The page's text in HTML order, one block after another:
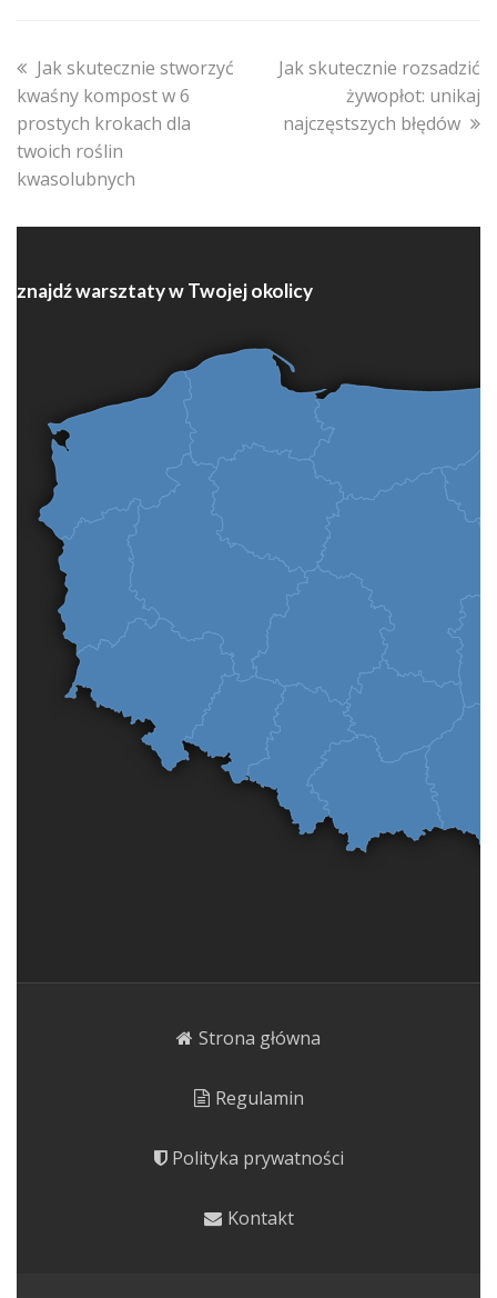
previous
post:
Jak skutecznie stworzyć
kwaśny kompost w 6
prostych krokach dla
twoich roślin
kwasolubnych
next
Jak skutecznie rozsadzić
żywopłot: unikaj
najczęstszych błędów
znajdź warsztaty w Twojej okolicy
Strona główna
Regulamin
Polityka prywatności
Kontakt